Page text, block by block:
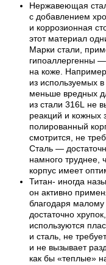
Нержавеющая
с добавлением
и коррозионная
этот материал
Марки стали,
гипоаллергенны
на коже.
из используемых
меньше вредных
из стали 316L не
реакций и
полированный
смотрится, не
Сталь —
намного труднее,
корпус имеет
Титан- иногда
он активно
благодаря малому
достаточно
используются
и сталь, не
и не вызывает
как бы «теплые»